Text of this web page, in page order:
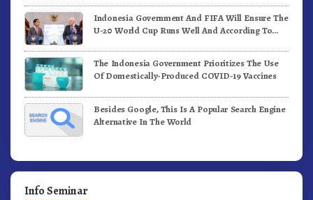
Indonesia Government And FIFA Will Ensure The
U-20 World Cup Runs Well And According To
The Indonesia Government Prioritizes The Use
Of Domestically-Produced COVID-19 Vaccines
Besides Google, This Is A Popular Search Engine
Alternative In The World
Info Seminar